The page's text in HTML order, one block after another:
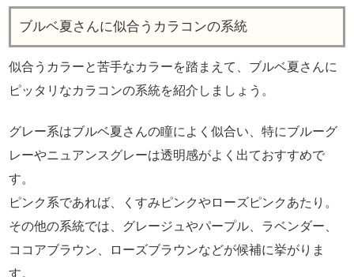
ブルベ夏さんに似合うカラコンの系統
似合うカラーと苦手なカラーを踏まえて、ブルベ夏さんに
ピッタリなカラコンの系統を紹介しましょう。
グレー系はブルベ夏さんの瞳によく似合い、特にブルーグ
レーやニュアンスグレーは透明感がよく出ておすすめで
す。
ピンク系であれば、くすみピンクやローズピンクあたり。
その他の系統では、グレージュやパープル、ラベンダー、
ココアブラウン、ローズブラウンなどが候補に挙がりま
す。